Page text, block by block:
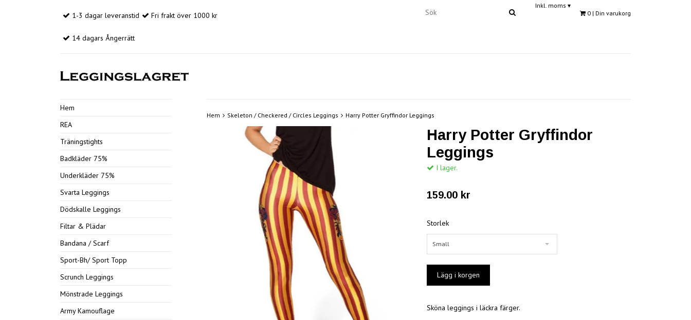
1-3 dagar leveranstid Fri frakt över 1000 kr
14 dagars Ångerrätt
Inkl. moms ▾
0 | Din varukorg
Hem
REA
Träningstights
Badkläder 75%
Underkläder 75%
Svarta Leggings
Dödskalle Leggings
Filtar & Plädar
Bandana / Scarf
Sport-Bh/ Sport Topp
Scrunch Leggings
Mönstrade Leggings
Army Kamouflage
Hem Skeleton / Checkered / Circles Leggings Harry Potter Gryffindor Leggings
Harry Potter Gryffindor
Leggings
I lager.
159.00 kr
Storlek
Small
Sköna leggings i läckra färger.